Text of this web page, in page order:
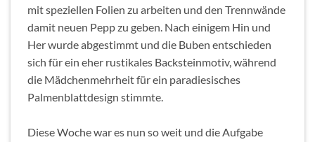
mit speziellen Folien zu arbeiten und den Trennwände
damit neuen Pepp zu geben. Nach einigem Hin und
Her wurde abgestimmt und die Buben entschieden
sich für ein eher rustikales Backsteinmotiv, während
die Mädchenmehrheit für ein paradiesisches
Palmenblattdesign stimmte.
Diese Woche war es nun so weit und die Aufgabe